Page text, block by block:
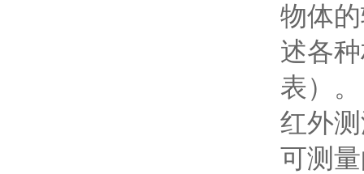
物体
述各
表）。
红外
可测